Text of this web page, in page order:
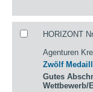
HORIZONT
Agenturen
Zwölf
Gutes
Wettbewerb/